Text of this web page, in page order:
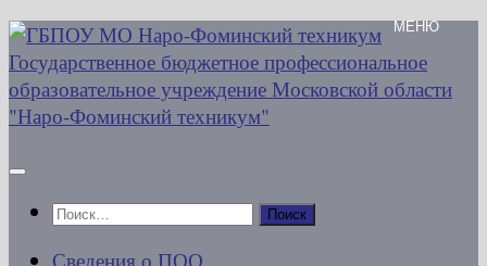
Перейти
к
содержимому
Найти:
Сведения о ПОО